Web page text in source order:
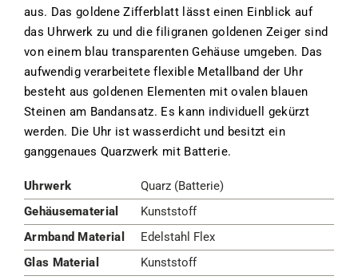
aus. Das goldene Zifferblatt lässt einen Einblick auf
das Uhrwerk zu und die filigranen goldenen Zeiger sind
von einem blau transparenten Gehäuse umgeben. Das
aufwendig verarbeitete flexible Metallband der Uhr
besteht aus goldenen Elementen mit ovalen blauen
Steinen am Bandansatz. Es kann individuell gekürzt
werden. Die Uhr ist wasserdicht und besitzt ein
ganggenaues Quarzwerk mit Batterie.
Uhrwerk
Quarz (Batterie)
Gehäusematerial
Kunststoff
Armband Material
Edelstahl Flex
Glas Material
Kunststoff